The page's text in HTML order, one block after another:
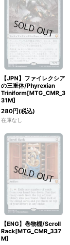
【JPN】ファイレクシア
の三重体/Phyrexian
Triniform[MTG_CMR_3
31M]
280円(税込)
在庫なし
【ENG】巻物棚/Scroll
Rack[MTG_CMR_337
M]